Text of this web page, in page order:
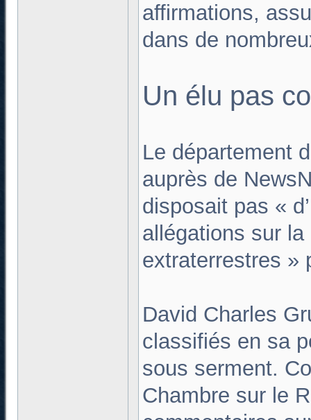
affirmations,
dans de
Un élu pas
Le département
auprès de
disposait pas «
allégations sur
extraterrestres »
David Charles
classifiés en sa
sous serment.
Chambre sur le